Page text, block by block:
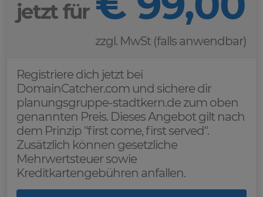
jetzt für
zzgl. MwSt (falls anwendbar)
Registriere dich jetzt bei
DomainCatcher.com und sichere dir
planungsgruppe-stadtkern.de zum oben
genannten Preis. Dieses Angebot gilt nach
dem Prinzip "first come, first served".
Zusätzlich können gesetzliche
Mehrwertsteuer sowie
Kreditkartengebühren anfallen.